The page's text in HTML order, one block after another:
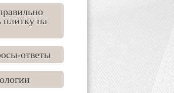
плитку на
ответы